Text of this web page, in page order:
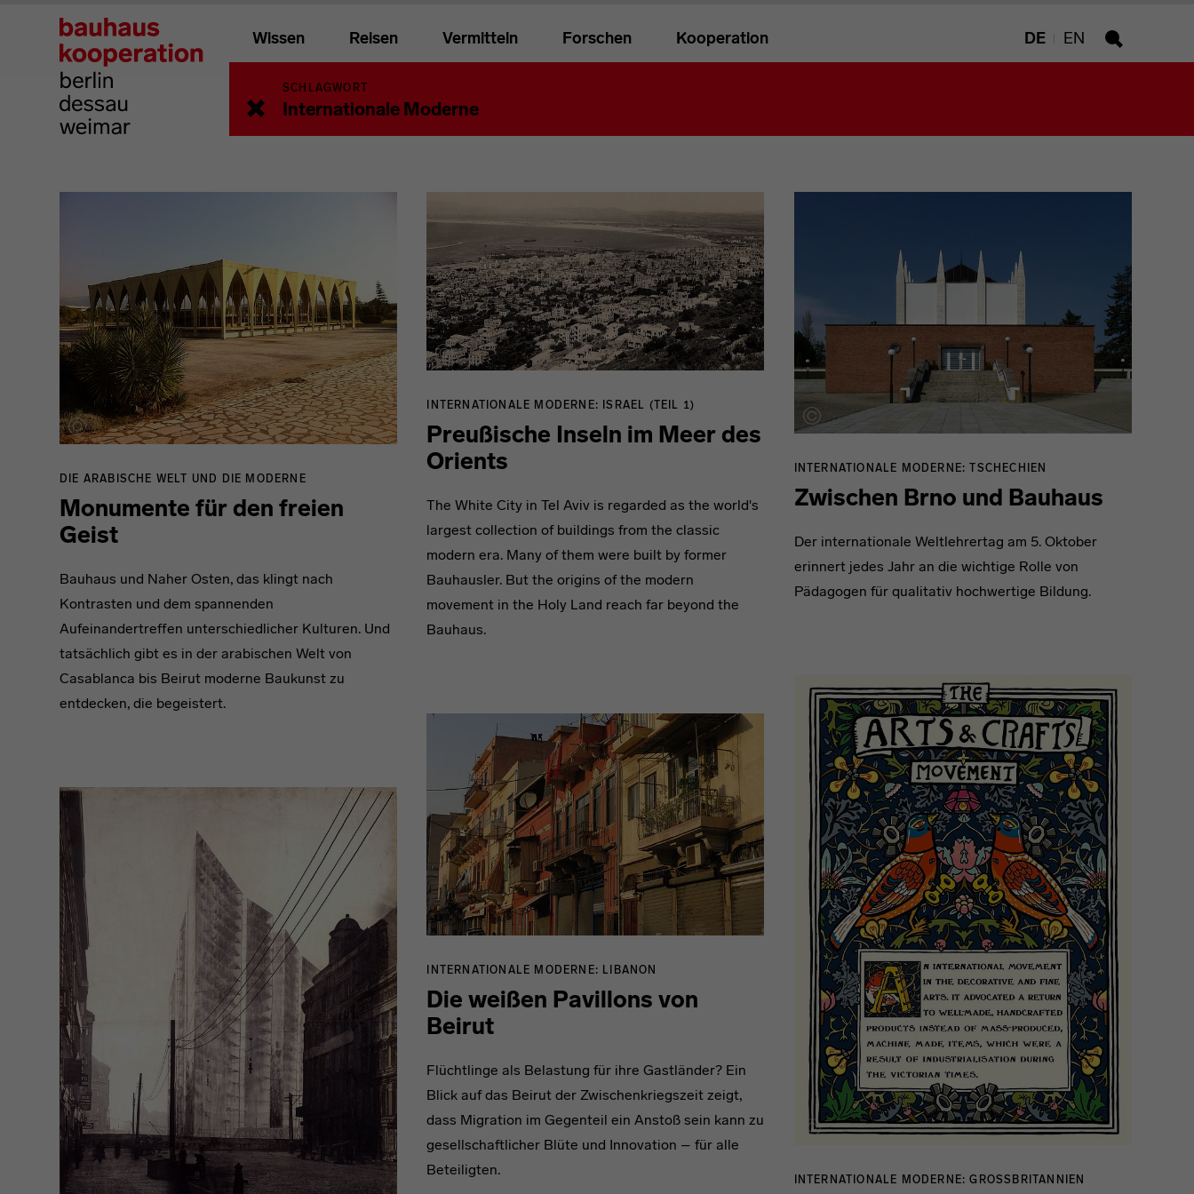
Wissen Reisen Vermitteln Forschen Kooperation DE EN
SCHLAGWORT
Internationale Moderne
Zurück zur vorherigen Seite
DIE ARABISCHE WELT UND DIE MODERNE
Monumente für den freien
Geist
Bauhaus und Naher Osten, das klingt nach
Kontrasten und dem spannenden
Aufeinandertreffen unterschiedlicher Kulturen. Und
tatsächlich gibt es in der arabischen Welt von
Casablanca bis Beirut moderne Baukunst zu
entdecken, die begeistert.
INTERNATIONALE MODERNE: ISRAEL (TEIL 1)
Preußische Inseln im Meer des
Orients
The White City in Tel Aviv is regarded as the world's
largest collection of buildings from the classic
modern era. Many of them were built by former
Bauhausler. But the origins of the modern
movement in the Holy Land reach far beyond the
Bauhaus.
INTERNATIONALE MODERNE: LIBANON
Die weißen Pavillons von
Beirut
Flüchtlinge als Belastung für ihre Gastländer? Ein
Blick auf das Beirut der Zwischenkriegszeit zeigt,
dass Migration im Gegenteil ein Anstoß sein kann zu
gesellschaftlicher Blüte und Innovation – für alle
Beteiligten.
INTERNATIONALE MODERNE: TSCHECHIEN
Zwischen Brno und Bauhaus
Der internationale Weltlehrertag am 5. Oktober
erinnert jedes Jahr an die wichtige Rolle von
Pädagogen für qualitativ hochwertige Bildung.
INTERNATIONALE MODERNE: GROSSBRITANNIEN